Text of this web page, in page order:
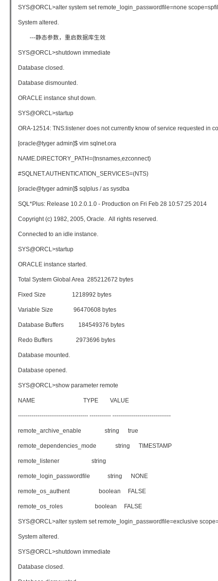
SYS@ORCL>alter system set remote_login_passwordfile=none
System altered.
---静态参数，重启数据库生效
SYS@ORCL>shutdown immediate
Database closed.
Database dismounted.
ORACLE instance shut down.
SYS@ORCL>startup
ORA-12514: TNS:listener does not currently know of service requested in
[oracle@tyger admin]$ vim sqlnet.ora
NAME.DIRECTORY_PATH=(tnsnames,ezconnect)
#SQLNET.AUTHENTICATION_SERVICES=(NTS)
[oracle@tyger admin]$ sqlplus / as sysdba
SQL*Plus: Release 10.2.0.1.0 - Production on Fri Feb 28 10:57:25 2014
Copyright (c) 1982, 2005, Oracle. All rights reserved.
Connected to an idle instance.
SYS@ORCL>startup
ORACLE instance started.
Total System Global Area 285212672 bytes
Fixed Size 1218992 bytes
Variable Size 96470608 bytes
Database Buffers 184549376 bytes
Redo Buffers 2973696 bytes
Database mounted.
Database opened.
SYS@ORCL>show parameter remote
NAME TYPE VALUE
------------------------------------ ----------- ------------------------------
remote_archive_enable string true
remote_dependencies_mode string TIMESTAMP
remote_listener string
remote_login_passwordfile string NONE
remote_os_authent boolean FALSE
remote_os_roles boolean FALSE
SYS@ORCL>alter system set remote_login_passwordfile=exclusive
System altered.
SYS@ORCL>shutdown immediate
Database closed.